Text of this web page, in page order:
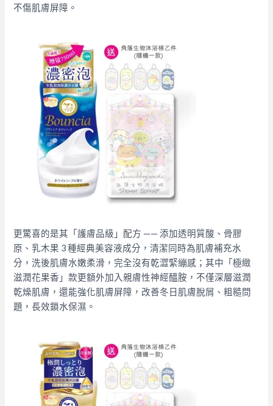
不傷肌膚屏障。
更驚喜的是其「護膚品級」配方 —— 添加透明質酸、骨膠
原、乳木果 3 種經典美容液成分，清潔同時為肌膚補充水
分，洗後肌膚水嫩柔滑，完全沒有乾澀緊繃感；其中「極緻
滋潤花果香」款更額外加入親膚性神經醯胺，不僅深層滋潤
乾燥肌膚，還能強化肌膚屏障，改善冬日肌膚脫屑、粗糙問
題，長效鎖水保濕。